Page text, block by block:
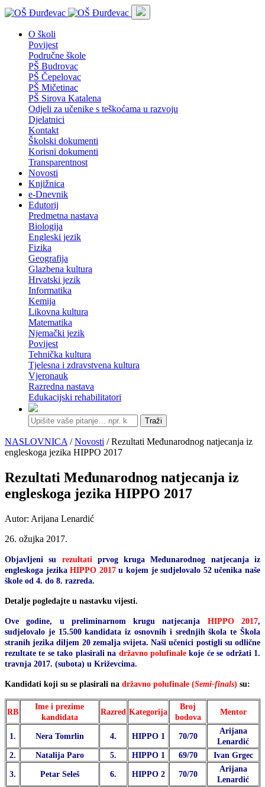
O školi
Povijest
Područne škole
PŠ Budrovac
PŠ Čepelovac
PŠ Mičetinac
PŠ Sirova Katalena
Odjeli za učenike s teškoćama u razvoju
Djelatnici
Kontakt
Školski dokumenti
Korisni dokumenti
Transparentnost
Novosti
Knjižnica
e-Dnevnik
Edutorij
Predmetna nastava
Biologija
Engleski jezik
Fizika
Geografija
Glazbena kultura
Hrvatski jezik
Informatika
Kemija
Likovna kultura
Matematika
Njemački jezik
Povijest
Tehnička kultura
Tjelesna i zdravstvena kultura
Vjeronauk
Razredna nastava
Edukacijski rehabilitatori
Traži
NASLOVNICA /Novosti / Rezultati Međunarodnog natjecanja iz
engleskoga jezika HIPPO 2017
Rezultati Međunarodnog natjecanja iz
engleskoga jezika HIPPO 2017
Autor: Arijana Lenardić
26. ožujka 2017.
Objavljeni su rezultati prvog kruga Međunarodnog natjecanja iz
engleskoga jezikaHIPPO 2017u kojem je sudjelovalo 52 učenika naše
škole od 4. do 8. razreda.
Detalje pogledajte u nastavku vijesti.
Ove godine, u preliminarnom krugu natjecanja HIPPO 2017,
sudjelovalo je 15.500 kandidata iz osnovnih i srednjih škola te Škola
stranih jezika diljem 20 zemalja svijeta. Naši učenici postigli su odlične
rezultate te se tako plasirali na državno polufinalekoje će se održati 1.
travnja 2017. (subota) u Križevcima.
Kandidati koji su se plasirali na državno polufinale (Semi-finals) su:
RB
Ime i prezime
kandidata
Razred Kategorija
Broj
bodova
Mentor
1. Nera Tomrlin 4. HIPPO 1 70/70
Arijana
Lenardić
2.
Natalija Paro 5. HIPPO 1 69/70 Ivan Grgec
3. Petar Seleš 6. HIPPO 2 70/70
Arijana
Lenardić